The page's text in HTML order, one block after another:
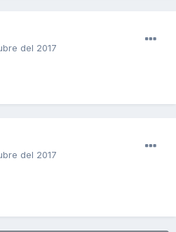
del 2017
del 2017